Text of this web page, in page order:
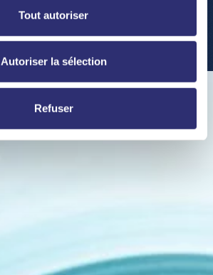
Tout autoriser
Autoriser la sélection
Refuser